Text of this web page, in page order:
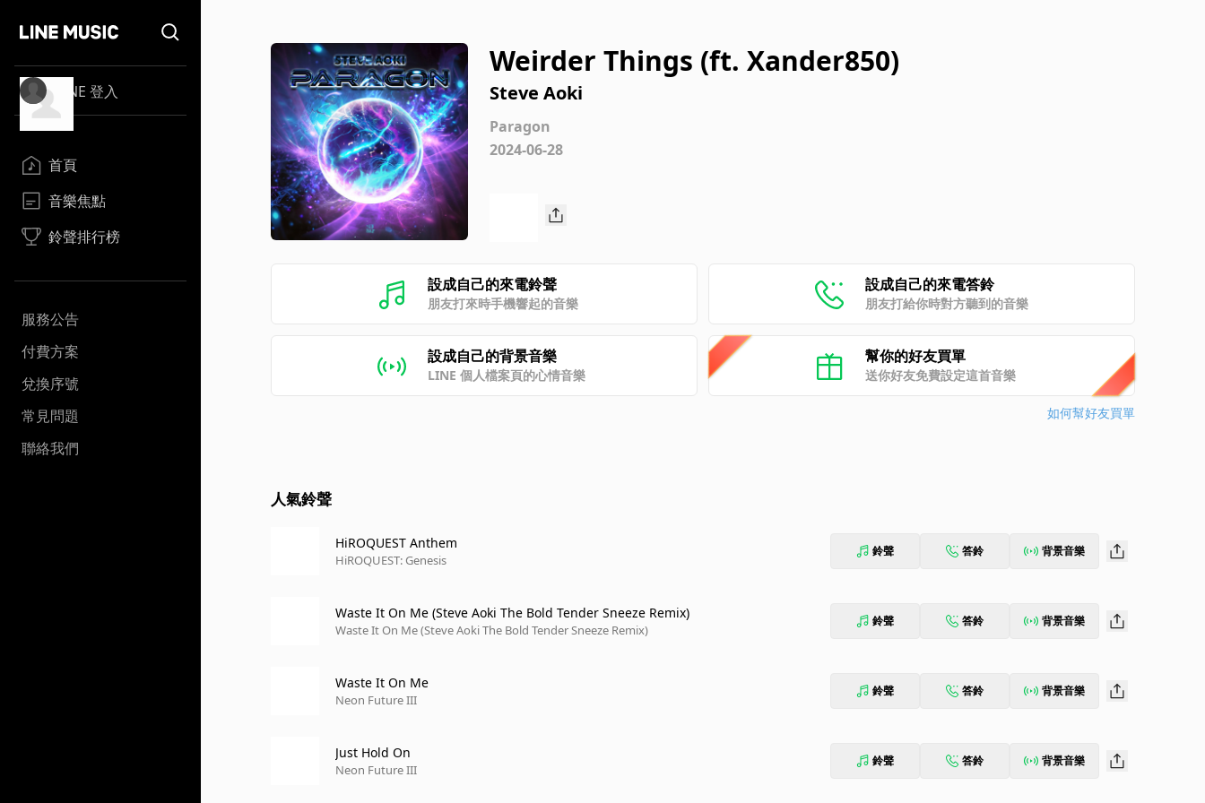
LINE 登入
首頁
音樂焦點
鈴聲排行榜
服務公告
付費方案
兌換序號
常見問題
聯絡我們
Weirder Things (ft. Xander850)
Steve Aoki
Paragon
2024-06-28
設成自己的來電鈴聲
朋友打來時手機響起的音樂
設成自己的來電答鈴
朋友打給你時對方聽到的音樂
設成自己的背景音樂
LINE 個人檔案頁的心情音樂
幫你的好友買單
送你好友免費設定這首音樂
如何幫好友買單
人氣鈴聲
HiROQUEST Anthem
HiROQUEST: Genesis
鈴聲 答鈴 背景音樂
Waste It On Me (Steve Aoki The Bold Tender Sneeze Remix)
Waste It On Me (Steve Aoki The Bold Tender Sneeze Remix)
鈴聲 答鈴 背景音樂
Waste It On Me
Neon Future III
鈴聲 答鈴 背景音樂
Just Hold On
Neon Future III
鈴聲 答鈴 背景音樂